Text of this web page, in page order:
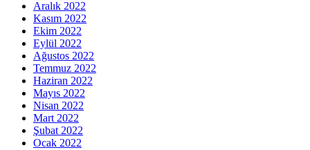
Aralık 2022
Kasım 2022
Ekim 2022
Eylül 2022
Ağustos 2022
Temmuz 2022
Haziran 2022
Mayıs 2022
Nisan 2022
Mart 2022
Şubat 2022
Ocak 2022